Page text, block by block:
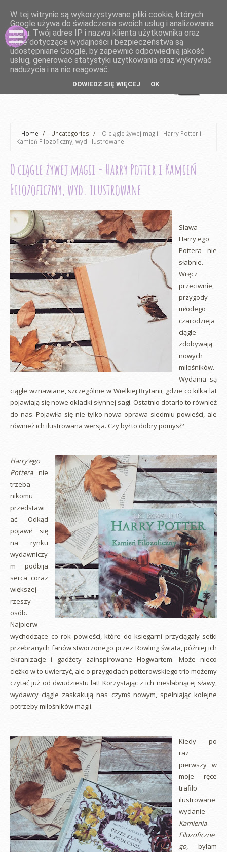
Home / Uncategories /
O ciągle żywej magii - Harry Potter i
Kamień Filozoficzny, wyd. ilustrowane
O ciągle żywej magii - Harry Potter i Kamień
Filozoficzny, wyd. ilustrowane
Sława
Harry'ego
Pottera nie
słabnie.
Wręcz
przeciwnie,
przygody
młodego
czarodzieja
ciągle
zdobywają
nowych
miłośników.
Wydania są
ciągle wznawiane, szczególnie w Wielkiej Brytanii, gdzie co kilka lat
pojawiają się nowe okładki słynnej sagi. Ostatnio dotarło to również
do nas. Pojawiła się nie tylko nowa oprawa siedmiu powieści, ale
również ich ilustrowana wersja. Czy był to dobry pomysł?
Harry'ego
Potteranie
trzeba
nikomu
przedstawi
ać. Odkąd
pojawił się
na rynku
wydawniczy
m podbija
serca coraz
większej
rzeszy
osób.
Najpierw
wychodzące co rok powieści, które do księgarni przyciągały setki
przebranych fanów stworzonego przez Rowling świata, później ich
ekranizacje i gadżety zainspirowane Hogwartem. Może nieco
ciężko w to uwierzyć, ale o przygodach potterowskiego trio możemy
czytać już od dwudziestu lat! Korzystając z ich niesłabnącej sławy,
wydawcy ciągle zaskakują nas czymś nowym, spełniając kolejne
potrzeby miłośników magii.
Kiedy po
raz
pierwszy w
moje ręce
trafiło
ilustrowane
wydanie
Kamienia
Filozoficzne
go, byłam
W tej witrynie są wykorzystywane pliki cookie, których
Google używa do świadczenia swoich usług i analizowania
ruchu. Twój adres IP i nazwa klienta użytkownika oraz
dane dotyczące wydajności i bezpieczeństwa są
udostępniane Google, by zapewnić odpowiednią jakość
usług, generować statystyki użytkowania oraz wykrywać
nadużycia i na nie reagować.
DOWIEDZ SIĘ WIĘCEJ OK